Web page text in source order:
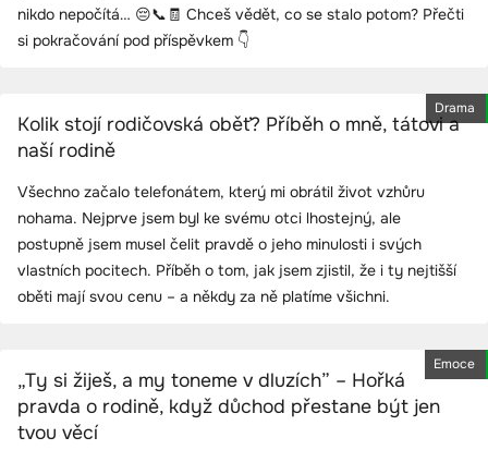
nikdo nepočítá… 😔📞🧾 Chceš vědět, co se stalo potom? Přečti
si pokračování pod příspěvkem 👇
Drama
Kolik stojí rodičovská oběť? Příběh o mně, tátovi a
naší rodině
Všechno začalo telefonátem, který mi obrátil život vzhůru
nohama. Nejprve jsem byl ke svému otci lhostejný, ale
postupně jsem musel čelit pravdě o jeho minulosti i svých
vlastních pocitech. Příběh o tom, jak jsem zjistil, že i ty nejtišší
oběti mají svou cenu – a někdy za ně platíme všichni.
Emoce
„Ty si žiješ, a my toneme v dluzích” – Hořká
pravda o rodině, když důchod přestane být jen
tvou věcí